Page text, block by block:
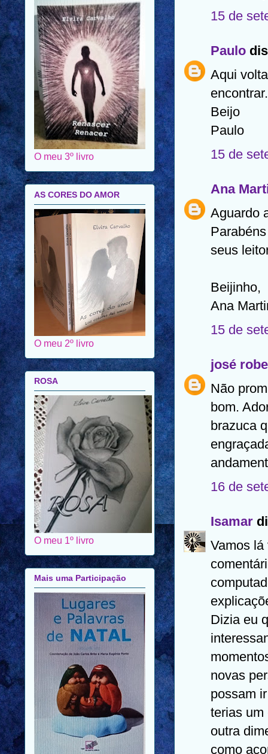
15 de
Paulo
Aqui
Beijo
Paulo
15 de
Ana
Aguardo
seus
Beijinho,
Ana
15 de
josé
Não
bom.
brazuca
16 de
Isamar
Vamos
Dizia eu
novas
possam
terias um
outra
como
O meu 3º livro
AS CORES DO AMOR
O meu 2º livro
ROSA
O meu 1º livro
Mais uma Participação